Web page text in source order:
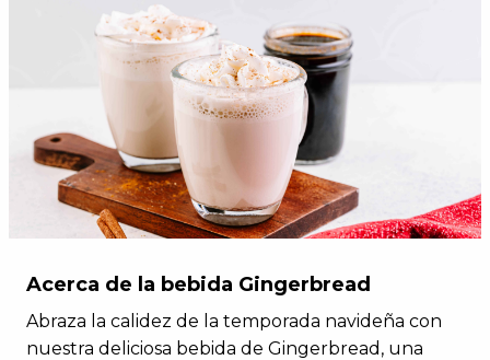
Acerca de la bebida Gingerbread
Abraza la calidez de la temporada navideña con
nuestra deliciosa bebida de Gingerbread, una